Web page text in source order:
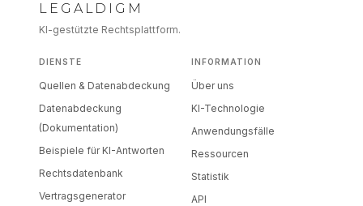
LEGALDIGM
KI-gestützte Rechtsplattform.
DIENSTE
Quellen & Datenabdeckung
Datenabdeckung
(Dokumentation)
Beispiele für KI-Antworten
Rechtsdatenbank
Vertragsgenerator
INFORMATION
Über uns
KI-Technologie
Anwendungsfälle
Ressourcen
Statistik
API